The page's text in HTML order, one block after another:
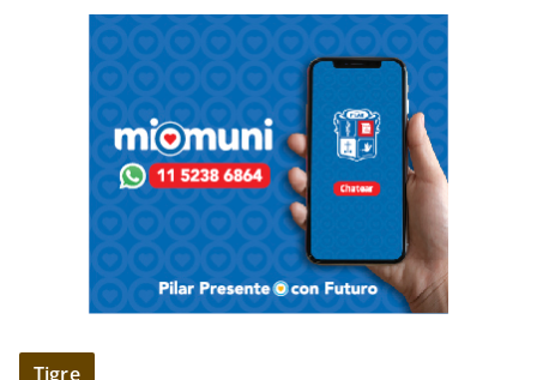
Tigre